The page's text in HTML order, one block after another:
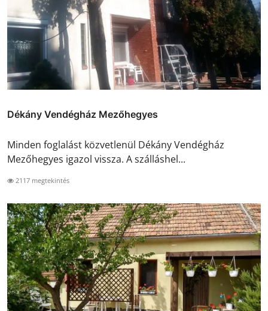
Dékány Vendégház Mezőhegyes
Minden foglalást közvetlenül Dékány Vendégház
Mezőhegyes igazol vissza. A szálláshel...
2117 megtekintés